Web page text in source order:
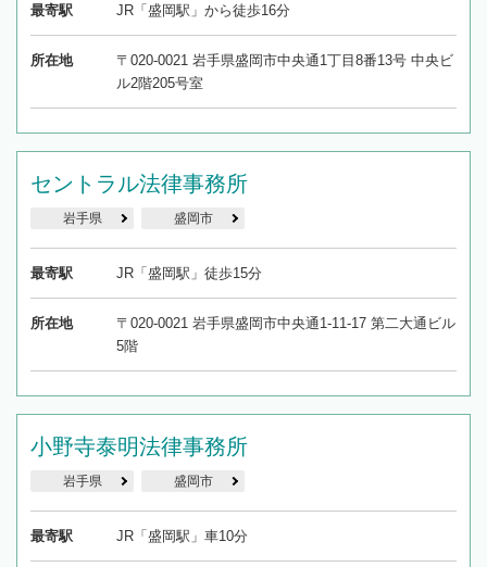
最寄駅 JR「盛岡駅」から徒歩16分
所在地
〒020-0021 岩手県盛岡市中央通1丁目8番13号 中央ビ
ル2階205号室
セントラル法律事務所
岩手県 盛岡市
最寄駅 JR「盛岡駅」徒歩15分
所在地
〒020-0021 岩手県盛岡市中央通1-11-17 第二大通ビル
5階
小野寺泰明法律事務所
岩手県 盛岡市
最寄駅 JR「盛岡駅」車10分